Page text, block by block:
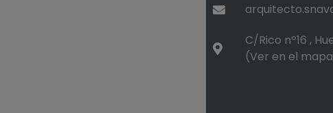
C/Rico nº16 ,
(Ver en el